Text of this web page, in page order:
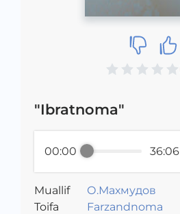
"Ibratnoma"
00:00 36:06
Muallif
О.Махмудов
Toifa
Farzandnoma